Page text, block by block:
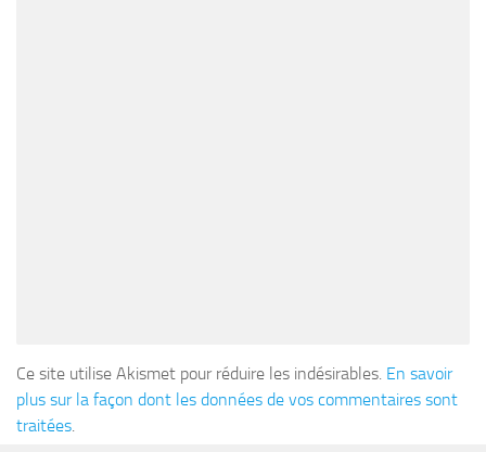
Ce site utilise Akismet pour réduire les indésirables. En savoir
plus sur la façon dont les données de vos commentaires sont
traitées.